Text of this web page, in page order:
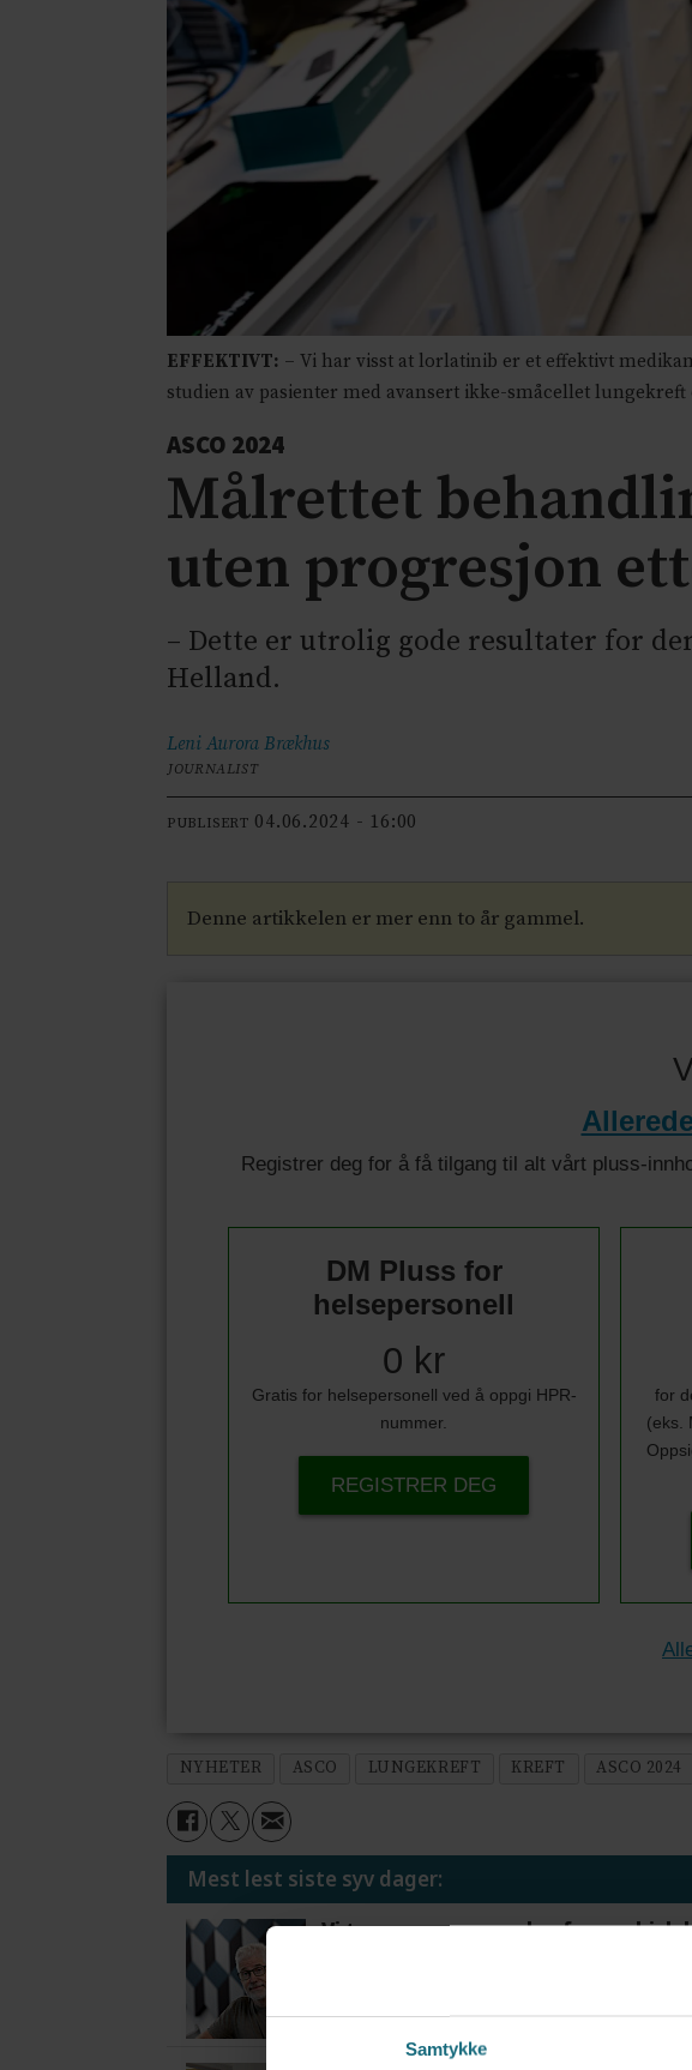
Samtykke
EFFEKTIVT: – Vi har visst at lorlatinib er et effektivt
studien av pasienter med avansert ikke-småcellet
ASCO 2024
Målrettet
uten progresjon
– Dette er utrolig gode resultater for
Helland.
Leni Aurora Brækhus
JOURNALIST
PUBLISERT 04.06.2024 - 16:00
Denne artikkelen er mer enn to år gammel.
Registrer deg for å få tilgang til alt vårt pluss-
DM Pluss for
helsepersonell
0 kr
Gratis for helsepersonell ved å oppgi HPR-
nummer.
REGISTRER DEG
for
(eks.
NYHETER ASCO LUNGEKREFT KREFT ASCO 2024
Mest lest siste syv dager:
Vi trenger en grunnlov for psykisk